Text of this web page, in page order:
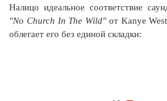
Налицо идеальное соответствие
"No Church In The Wild"от Kanye
облегает его без единой складки: